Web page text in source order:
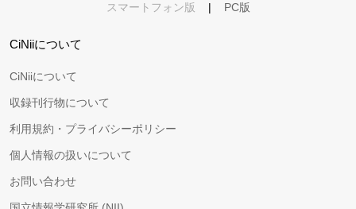
スマートフォン版 | PC版
CiNiiについて
CiNiiについて
収録刊行物について
利用規約・プライバシーポリシー
個人情報の扱いについて
お問い合わせ